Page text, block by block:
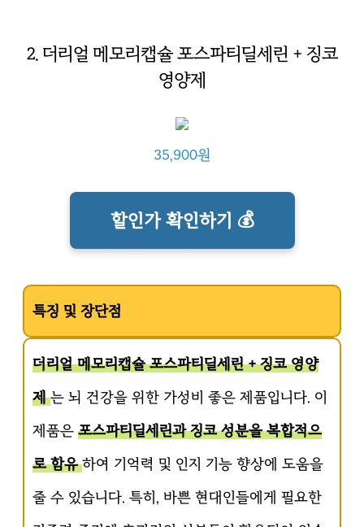
2. 더리얼 메모리캡슐 포스파티딜세린 + 징코
영양제
35,900원
할인가 확인하기 💰
특징 및 장단점
더리얼 메모리캡슐 포스파티딜세린 + 징코 영양
제는 뇌 건강을 위한 가성비 좋은 제품입니다. 이
제품은 포스파티딜세린과 징코 성분을 복합적으
로 함유하여 기억력 및 인지 기능 향상에 도움을
줄 수 있습니다. 특히, 바쁜 현대인들에게 필요한